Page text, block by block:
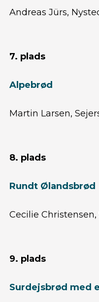
Andreas Jürs,
7. plads
Alpebrød
Martin Larsen,
8. plads
Rundt Ølandsbrød
Cecilie
9. plads
Surdejsbrød med